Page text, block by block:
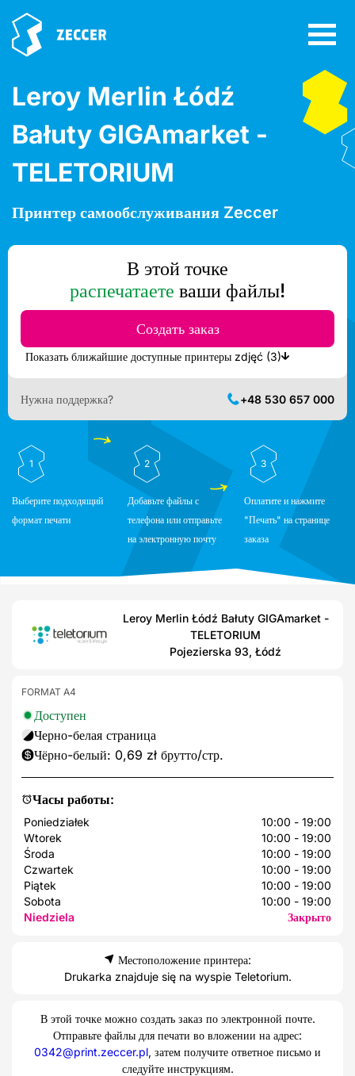
Leroy Merlin Łódź
Bałuty GIGAmarket -
TELETORIUM
Принтер самообслуживания Zeccer
В этой точке
распечатаете ваши файлы!
Создать заказ
Показать ближайшие доступные принтеры zdjęć (3)
Нужна поддержка? +48 530 657 000
1
Выберите подходящий
формат печати
2
Добавьте файлы с
телефона или отправьте
на электронную почту
3
Оплатите и нажмите
"Печать" на странице
заказа
Leroy Merlin Łódź Bałuty GIGAmarket -
TELETORIUM
Pojezierska 93, Łódź
Часы работы:
Poniedziałek
10:00 - 19:00
Wtorek
10:00 - 19:00
Środa
10:00 - 19:00
Czwartek
10:00 - 19:00
Piątek
10:00 - 19:00
Sobota
10:00 - 19:00
Niedziela
Закрыто
FORMAT A4
Доступен
Черно-белая страница
Чёрно-белый: 0,69 zł брутто/стр.
Местоположение принтера:
Drukarka znajduje się na wyspie Teletorium.
В этой точке можно создать заказ по электронной почте.
Отправьте файлы для печати во вложении на адрес:
0342@print.zeccer.pl, затем получите ответное письмо и
следуйте инструкциям.